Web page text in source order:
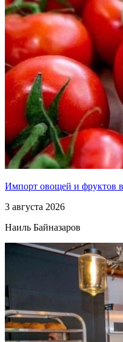
Импорт овощей и фруктов
3 августа 2026
Наиль Байназаров